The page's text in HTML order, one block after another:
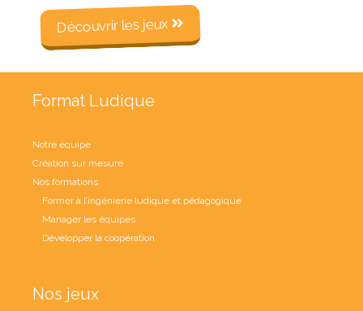
Découvrir les jeux
Format Ludique
Notre équipe
Création sur mesure
Nos formations
Former à l’ingénierie ludique et pédagogique
Manager les équipes
Développer la coopération
Nos jeux